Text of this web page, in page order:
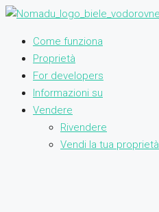
Come funziona
Proprietà
For developers
Informazioni su
Vendere
Rivendere
Vendi la tua proprietà